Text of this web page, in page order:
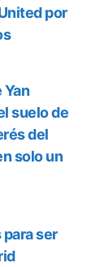
por
Yan
suelo de
del
solo un
ser